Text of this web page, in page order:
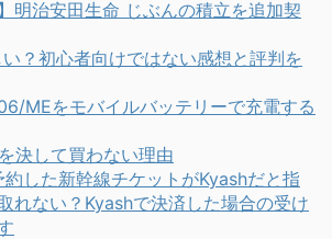
明治安田生命 じぶんの積立を追加契
？初心者向けではない感想と評判を
MEをモバイルバッテリーで充電する
決して買わない理由
した新幹線チケットがKyashだと指
れない？Kyashで決済した場合の受け